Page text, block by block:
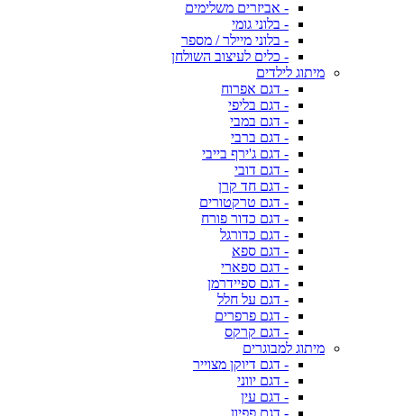
- אביזרים משלימים
- בלוני גומי
- בלוני מיילר / מספר
- כלים לעיצוב השולחן
מיתוג לילדים
- דגם אפרוח
- דגם בליפי
- דגם במבי
- דגם ברבי
- דגם ג'ירף בייבי
- דגם דובי
- דגם חד קרן
- דגם טרקטורים
- דגם כדור פורח
- דגם כדורגל
- דגם ספא
- דגם ספארי
- דגם ספיידרמן
- דגם על חלל
- דגם פרפרים
- דגם קרקס
מיתוג למבוגרים
- דגם דיוקן מצוייר
- דגם יווני
- דגם עין
- דגם פפיון